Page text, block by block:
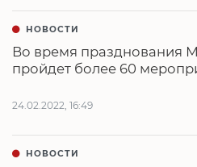
НОВОСТИ
Во время празднования
пройдет более 60
24.02.2022, 16:49
НОВОСТИ